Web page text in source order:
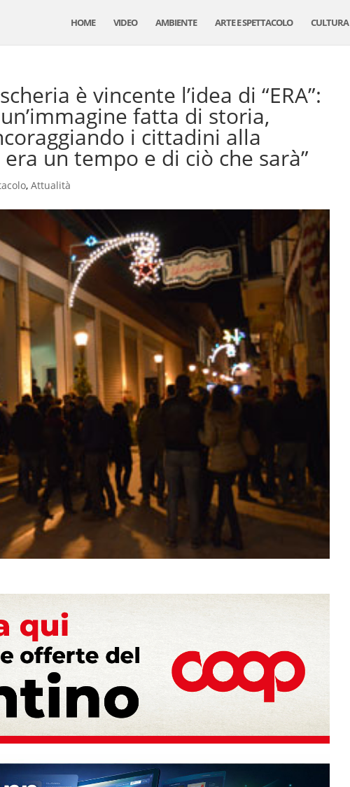
HOME VIDEO AMBIENTE ARTE E SPETTACOLO CULTURA
è vincente l’idea di “ERA”:
fatta di storia,
i cittadini alla
un tempo e di ciò che sarà”
, Attualità